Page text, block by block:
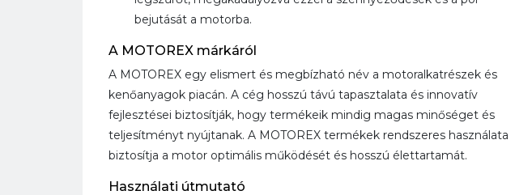
bejutását a motorba.
A MOTOREX márkáról
A MOTOREX egy elismert és megbízható név a motoralkatrészek és
kenőanyagok piacán. A cég hosszú távú tapasztalata és innovatív
fejlesztései biztosítják, hogy termékeik mindig magas minőséget és
teljesítményt nyújtanak. A MOTOREX termékek rendszeres használata
biztosítja a motor optimális működését és hosszú élettartamát.
Használati útmutató